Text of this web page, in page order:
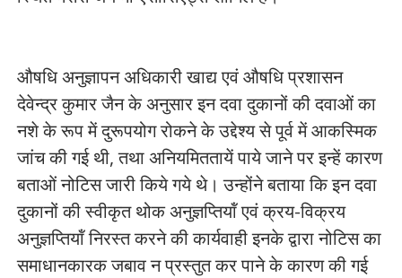
औषधि अनुज्ञापन अधिकारी खाद्य एवं औषधि प्रशासन
देवेन्द्र कुमार जैन के अनुसार इन दवा दुकानों की दवाओं का
नशे के रूप में दुरूपयोग रोकने के उद्देश्य से पूर्व में आकस्मिक
जांच की गई थी, तथा अनियमिततायें पाये जाने पर इन्हें कारण
बताओं नोटिस जारी किये गये थे। उन्होंने बताया कि इन दवा
दुकानों की स्वीकृत थोक अनुज्ञप्तियॉं एवं क्रय-विक्रय
अनुज्ञप्तियॉं निरस्त करने की कार्यवाही इनके द्वारा नोटिस का
समाधानकारक जबाव न प्रस्तुत कर पाने के कारण की गई